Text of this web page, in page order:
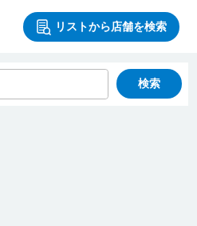
リストから店舗を検索
検索